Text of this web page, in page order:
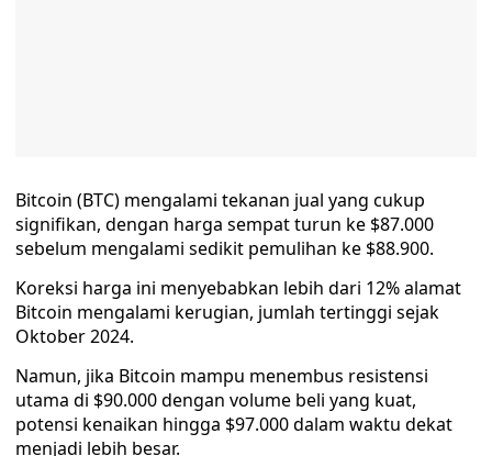
Bitcoin (BTC) mengalami tekanan jual yang cukup
signifikan, dengan harga sempat turun ke $87.000
sebelum mengalami sedikit pemulihan ke $88.900.
Koreksi harga ini menyebabkan lebih dari 12% alamat
Bitcoin mengalami kerugian, jumlah tertinggi sejak
Oktober 2024.
Namun, jika Bitcoin mampu menembus resistensi
utama di $90.000 dengan volume beli yang kuat,
potensi kenaikan hingga $97.000 dalam waktu dekat
menjadi lebih besar.